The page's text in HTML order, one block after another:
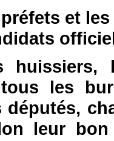
et
les
députés,
leur